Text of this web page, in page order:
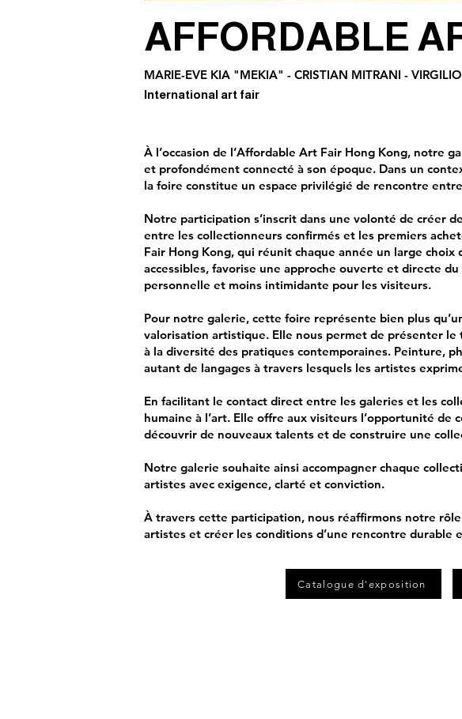
AFFORDABLE
MARIE-EVE KIA "MEKIA" - CRISTIAN MITRANI -
International art fair
À l’occasion de l’Affordable Art Fair Hong Kong, notre
et profondément connecté à son époque. Dans un
la foire constitue un espace privilégié de rencontre
Notre participation s’inscrit dans une volonté de créer
entre les collectionneurs confirmés et les premiers
Fair Hong Kong, qui réunit chaque année un large
accessibles, favorise une approche ouverte et directe
personnelle et moins intimidante pour les visiteurs.
Pour notre galerie, cette foire représente bien plus
valorisation artistique. Elle nous permet de présenter
à la diversité des pratiques contemporaines. Peinture,
autant de langages à travers lesquels les artistes
En facilitant le contact direct entre les galeries et les
humaine à l’art. Elle offre aux visiteurs l’opportunité de
découvrir de nouveaux talents et de construire une
Notre galerie souhaite ainsi accompagner chaque
artistes avec exigence, clarté et conviction.
À travers cette participation, nous réaffirmons notre
artistes et créer les conditions d’une rencontre
Catalogue d'exposition